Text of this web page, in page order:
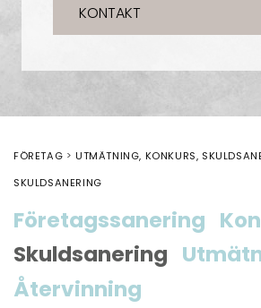
KONTAKT
FÖRETAG
UTMÄTNING, KONKURS,
SKULDSANERING
Företagssanering
Skuldsanering
Återvinning